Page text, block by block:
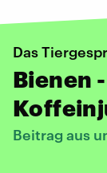
Das
Bienen
Beitrag aus